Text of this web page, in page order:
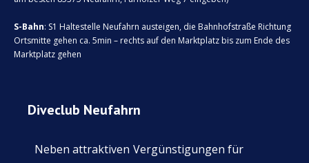
S-Bahn: S1 Haltestelle Neufahrn austeigen, die Bahnhofstraße Richtung
Ortsmitte gehen ca. 5min – rechts auf den Marktplatz bis zum Ende des
Marktplatz gehen
Diveclub Neufahrn
Neben attraktiven Vergünstigungen für